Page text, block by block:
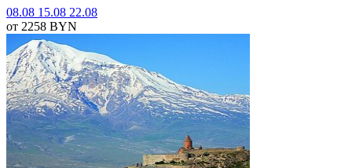
08.08 15.08 22.08
от 2258 BYN